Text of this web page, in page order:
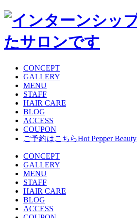
CONCEPT
GALLERY
MENU
STAFF
HAIR CARE
BLOG
ACCESS
COUPON
ご予約はこちらHot Pepper Beauty
CONCEPT
GALLERY
MENU
STAFF
HAIR CARE
BLOG
ACCESS